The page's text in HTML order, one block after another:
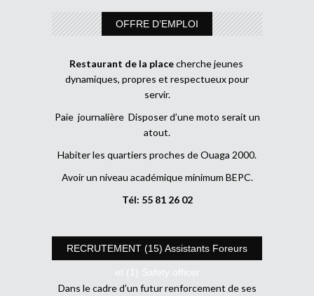
OFFRE D’EMPLOI
Restaurant de la placecherche jeunes
dynamiques, propres et respectueux pour
servir.
Paie journalière Disposer d’une moto serait un
atout.
Habiter les quartiers proches de Ouaga 2000.
Avoir un niveau académique minimum BEPC.
Tél: 55 81 26 02
RECRUTEMENT (15) Assistants Foreurs
et (1) Safety officer
Dans le cadre d’un futur renforcement de ses